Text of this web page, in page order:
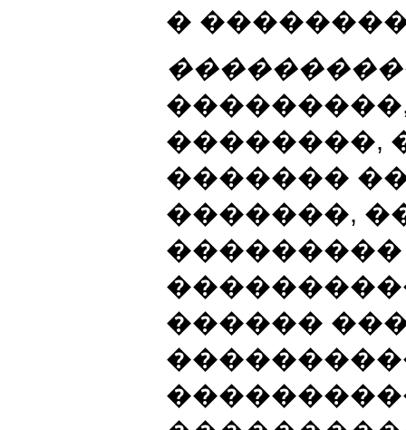
�
��������,
�������
�������,
������